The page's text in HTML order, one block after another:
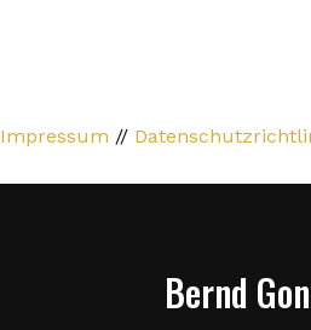
Impressum //
Bernd